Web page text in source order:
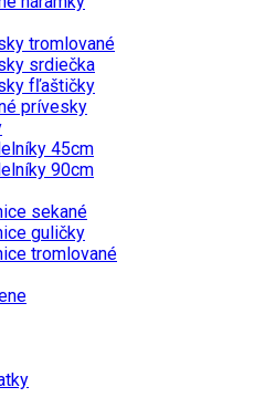
tromlované
srdiečka
fľaštičky
prívesky
45cm
90cm
sekané
guličky
tromlované